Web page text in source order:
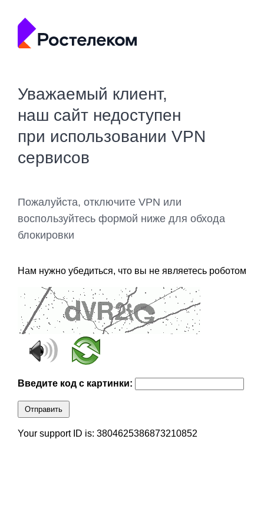
Уважаемый клиент,
наш сайт недоступен
при использовании VPN
сервисов
Пожалуйста, отключите VPN или
воспользуйтесь формой ниже для обхода
блокировки
Нам нужно убедиться, что вы не являетесь роботом
Введите код с картинки:
Отправить
Your support ID is: 3804625386873210852